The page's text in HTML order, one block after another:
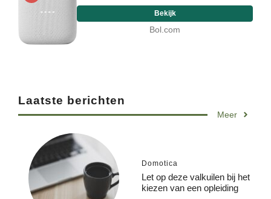
Bekijk
Bol.com
Laatste berichten
Meer
Domotica
Let op deze valkuilen bij het
kiezen van een opleiding